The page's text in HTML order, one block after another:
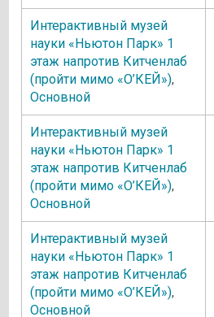
Интерактивный музей
науки «Ньютон Парк» 1
этаж напротив Китченлаб
(пройти мимо «О’КЕЙ»),
Основной
Интерактивный музей
науки «Ньютон Парк» 1
этаж напротив Китченлаб
(пройти мимо «О’КЕЙ»),
Основной
Интерактивный музей
науки «Ньютон Парк» 1
этаж напротив Китченлаб
(пройти мимо «О’КЕЙ»),
Основной